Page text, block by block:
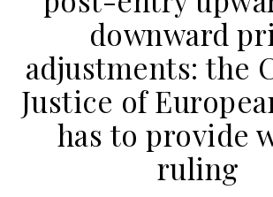
downward
adjustments: the
Justice of
has to provide
ruling